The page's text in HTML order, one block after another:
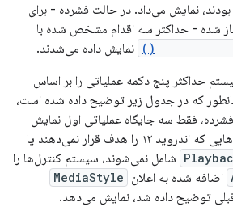
بودند، نمایش می‌داد. در حالت فشرده - برای
شده - حداکثر سه اقدام مشخص شده با
نمایش داده می‌شدند.
که در جدول زیر توضیح داده شده است،
فقط سه جایگاه عملیاتی اول نمایش
داده می‌شوند. برای برنامه‌هایی که اندروید ۱۳ را هدف قرار نمی‌دهند یا
شامل نمی‌شوند، سیستم کنترل‌ها را
اضافه شده به اعلان MediaStyle
قبلی توضیح داده شد، نمایش می‌دهد.